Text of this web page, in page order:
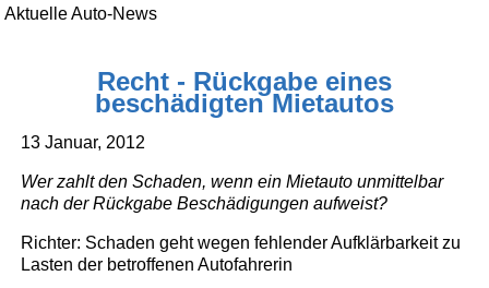
Aktuelle Auto-News
Recht - Rückgabe eines
beschädigten Mietautos
13 Januar, 2012
Wer zahlt den Schaden, wenn ein Mietauto unmittelbar
nach der Rückgabe Beschädigungen aufweist?
Richter: Schaden geht wegen fehlender Aufklärbarkeit zu
Lasten der betroffenen Autofahrerin